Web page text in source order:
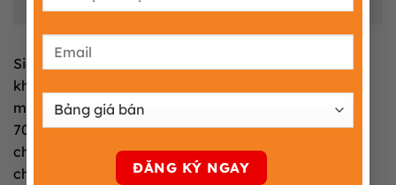
hoạ
Siêu dự án được cơ quan chức năng phê duyệt triển
khai lập đồ án xây dựng bài bản trên một diện tích
mặt bằng thô sạch rộng lớn có quy mô tổng thể gần
70ha dồi dào. Cấu trúc sử dụng quỹ đất được phân
chia khoa học nhằm ưu tiên không gian phân lô lớn
cho phân khu nhà máy kho tàng công nghiệp chế